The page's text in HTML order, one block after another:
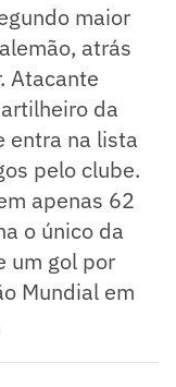
maior
atrás
Atacante
da
entra na lista
pelo clube.
apenas 62
o único da
um gol por
Mundial em